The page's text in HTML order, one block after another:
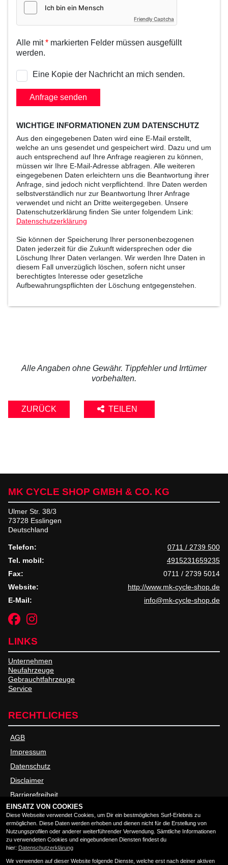
Friendly Captcha
Alle mit* markierten Felder müssen ausgefüllt
werden.
Eine Kopie der Nachricht an mich senden.
Anfrage senden
WICHTIGE INFORMATIONEN ZUM DATENSCHUTZ
Aus den eingegebenen Daten wird eine E-Mail erstellt,
welche an uns gesendet und gespeichert wird. Dazu und um
auch entsprechend auf Ihre Anfrage reagieren zu können,
müssen wir Ihre E-Mail-Adresse abfragen. Alle weiteren
eingegebenen Daten erleichtern uns die Beantwortung ihrer
Anfrage, sind jedoch nicht verpflichtend. Ihre Daten werden
selbstverständlich nur zur Beantwortung Ihrer Anfrage
verwendet und nicht an Dritte weitergegeben. Unsere
Datenschutzerklärung finden Sie unter folgendem Link:
Datenschutzerklärung
Sie können der Speicherung Ihrer personenbezogenen
Daten jederzeit für die Zukunft widersprechen oder die
Löschung Ihrer Daten verlangen. Wir werden Ihre Daten in
diesem Fall unverzüglich löschen, sofern nicht unser
berechtigtes Interesse oder gesetzliche
Aufbewahrungspflichten der Löschung entgegenstehen.
Alle Angaben ohne Gewähr. Tippfehler und Irrtümer
vorbehalten.
ZURÜCK TEILEN
MK CYCLE SHOP GMBH & CO. KG
Ulmer Str. 38/3
73728 Esslingen
Deutschland
Telefon:
0711 / 2739 500
Tel. mobil:
4915231659235
Fax:
0711 / 2739 5014
Website:
http://www.mk-cycle-shop.de
E-Mail:
info@mk-cycle-shop.de
LINKS
Unternehmen
Neufahrzeuge
Gebrauchtfahrzeuge
Service
RECHTLICHES
AGB
Impressum
Datenschutz
Disclaimer
Barrierefreiheit
ÖFFNUNGSZEITEN
Montag:
Dienstag:
09:00 - 13:00 und 14:00 - 18:00
EINSATZ VON COOKIES
Diese Webseite verwendet Cookies, um Dir ein bestmögliches Surf-Erlebnis zu
ermöglichen. Diese Daten werden erhoben und dienen nicht für die Erstellung von
Nutzungsprofilen oder anderer weiterführender Verwendung. Sämtliche Informationen
zu verwendeten Cookies und eingebundenen Diensten findest du
hier: Datenschutzerklärung
Wir verwenden auf dieser Website folgende Dienste, welche erst nach deiner aktiven